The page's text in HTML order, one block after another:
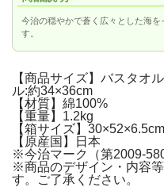
今治の穏やかで蒼く広々とした海
す。
【商品サイズ】バスタオ
ル:約34×36cm
【材質】綿100%
【重量】1.2kg
【箱サイズ】30×52×6.5cm
【原産国】日本
※今治マーク（第2009-580
※商品のデザイン・内容
す。ご了承ください。